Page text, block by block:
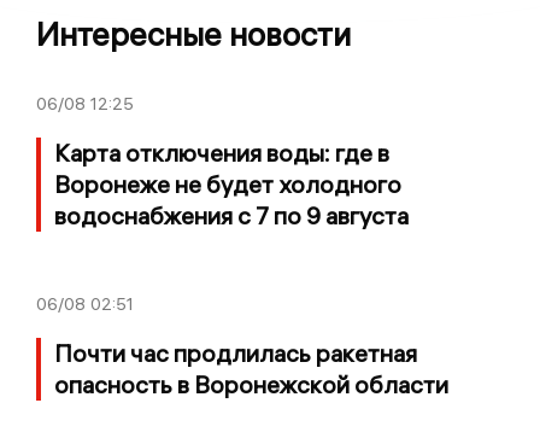
Интересные новости
06/08 12:25
Карта отключения воды: где в
Воронеже не будет холодного
водоснабжения с 7 по 9 августа
06/08 02:51
Почти час продлилась ракетная
опасность в Воронежской области